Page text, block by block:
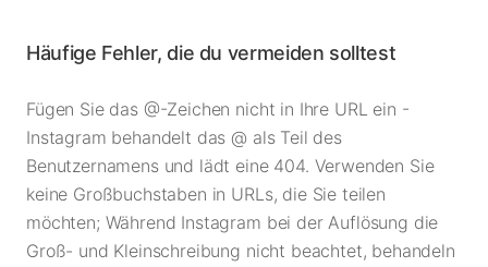
Häufige Fehler, die du vermeiden solltest
Fügen Sie das @-Zeichen nicht in Ihre URL ein -
Instagram behandelt das @ als Teil des
Benutzernamens und lädt eine 404. Verwenden Sie
keine Großbuchstaben in URLs, die Sie teilen
möchten; Während Instagram bei der Auflösung die
Groß- und Kleinschreibung nicht beachtet, behandeln